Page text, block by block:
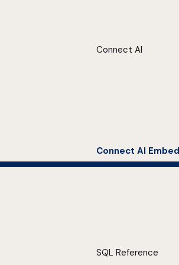
Connect AI
Connect AI Embed
SQL Reference